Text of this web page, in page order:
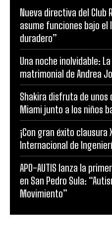
Nueva directiva del Club
asume funciones bajo el
duradero”
Una noche inolvidable:
matrimonial de Andrea
Shakira disfruta de unos
Miami junto a los niños
¡Con gran éxito clausura
Internacional de
APO-AUTIS lanza la
en San Pedro Sula:
Movimiento”